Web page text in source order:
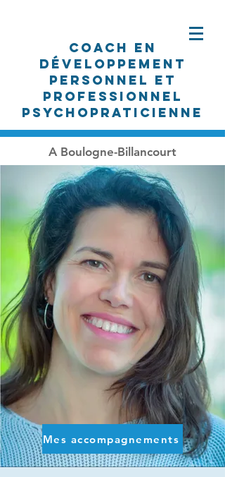
Coach en
développement
personnel et
professionnel
PSYCHOpraticienne
A Boulogne-Billancourt
Mes accompagnements